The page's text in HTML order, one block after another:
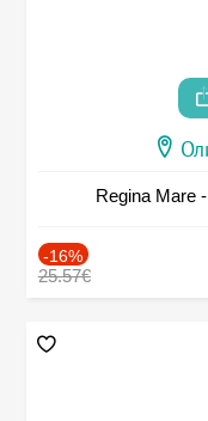
Regina Mare
-16%
25.57€